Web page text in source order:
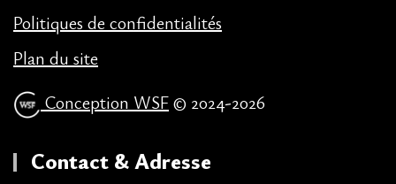
Politiques de confidentialités
Plan du site
Conception WSF© 2024-2026
Contact & Adresse